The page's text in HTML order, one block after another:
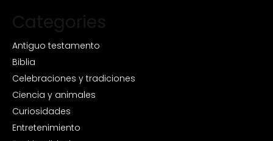
Categories
Antiguo testamento
Biblia
Celebraciones y tradiciones
Ciencia y animales
Curiosidades
Entretenimiento